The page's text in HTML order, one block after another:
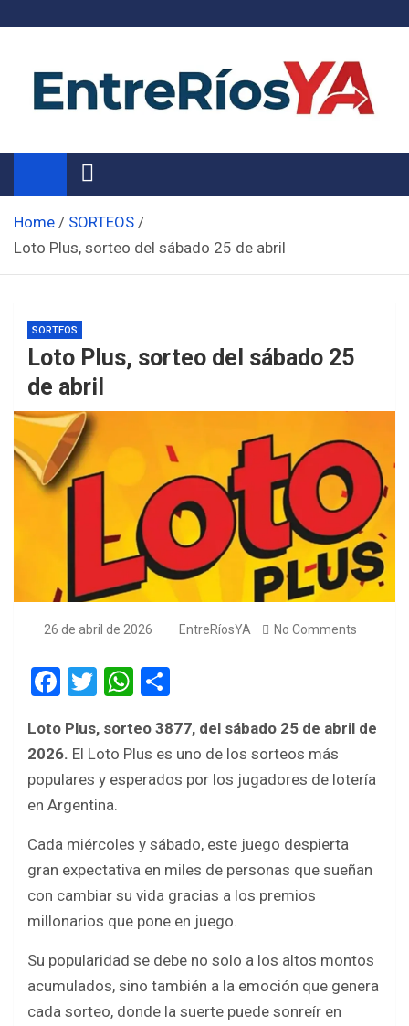
Noticias de Entre Ríos
Información de toda la provincia ahora
Home
SORTEOS
Loto Plus, sorteo del sábado 25 de abril
SORTEOS
Loto Plus, sorteo del sábado 25
de abril
26 de abril de 2026 EntreRíosYA No Comments
F
ce
b
o
k
T
tt
er
W
at
s
p
ar
e
Loto Plus, sorteo 3877, del sábado 25 de abril de
2026. El Loto Plus es uno de los sorteos más
populares y esperados por los jugadores de lotería
en Argentina.
Cada miércoles y sábado, este juego despierta
gran expectativa en miles de personas que sueñan
con cambiar su vida gracias a los premios
millonarios que pone en juego.
Su popularidad se debe no solo a los altos montos
acumulados, sino también a la emoción que genera
cada sorteo, donde la suerte puede sonreír en